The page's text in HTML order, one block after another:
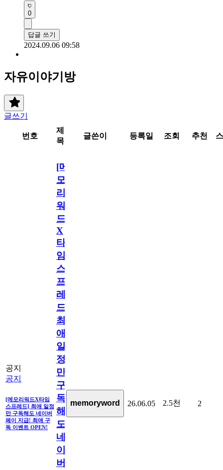
0
답글 쓰기
2024.09.06 09:58
자유이야기방
글쓰기
번호
제
목
글쓴이 등록일 조회 추천
공지
공지
[메모리워드X타임
스프레드] 최애 일정
만 구독해도 네이버
페이 지급! 최애 구
독 이벤트 OPEN!
[메
모
리
워
드
X
타
임
스
프
레
드]
최
애
일
정
만
구
독
해
도
네
이
버
memoryword 26.06.05 2.5천 2